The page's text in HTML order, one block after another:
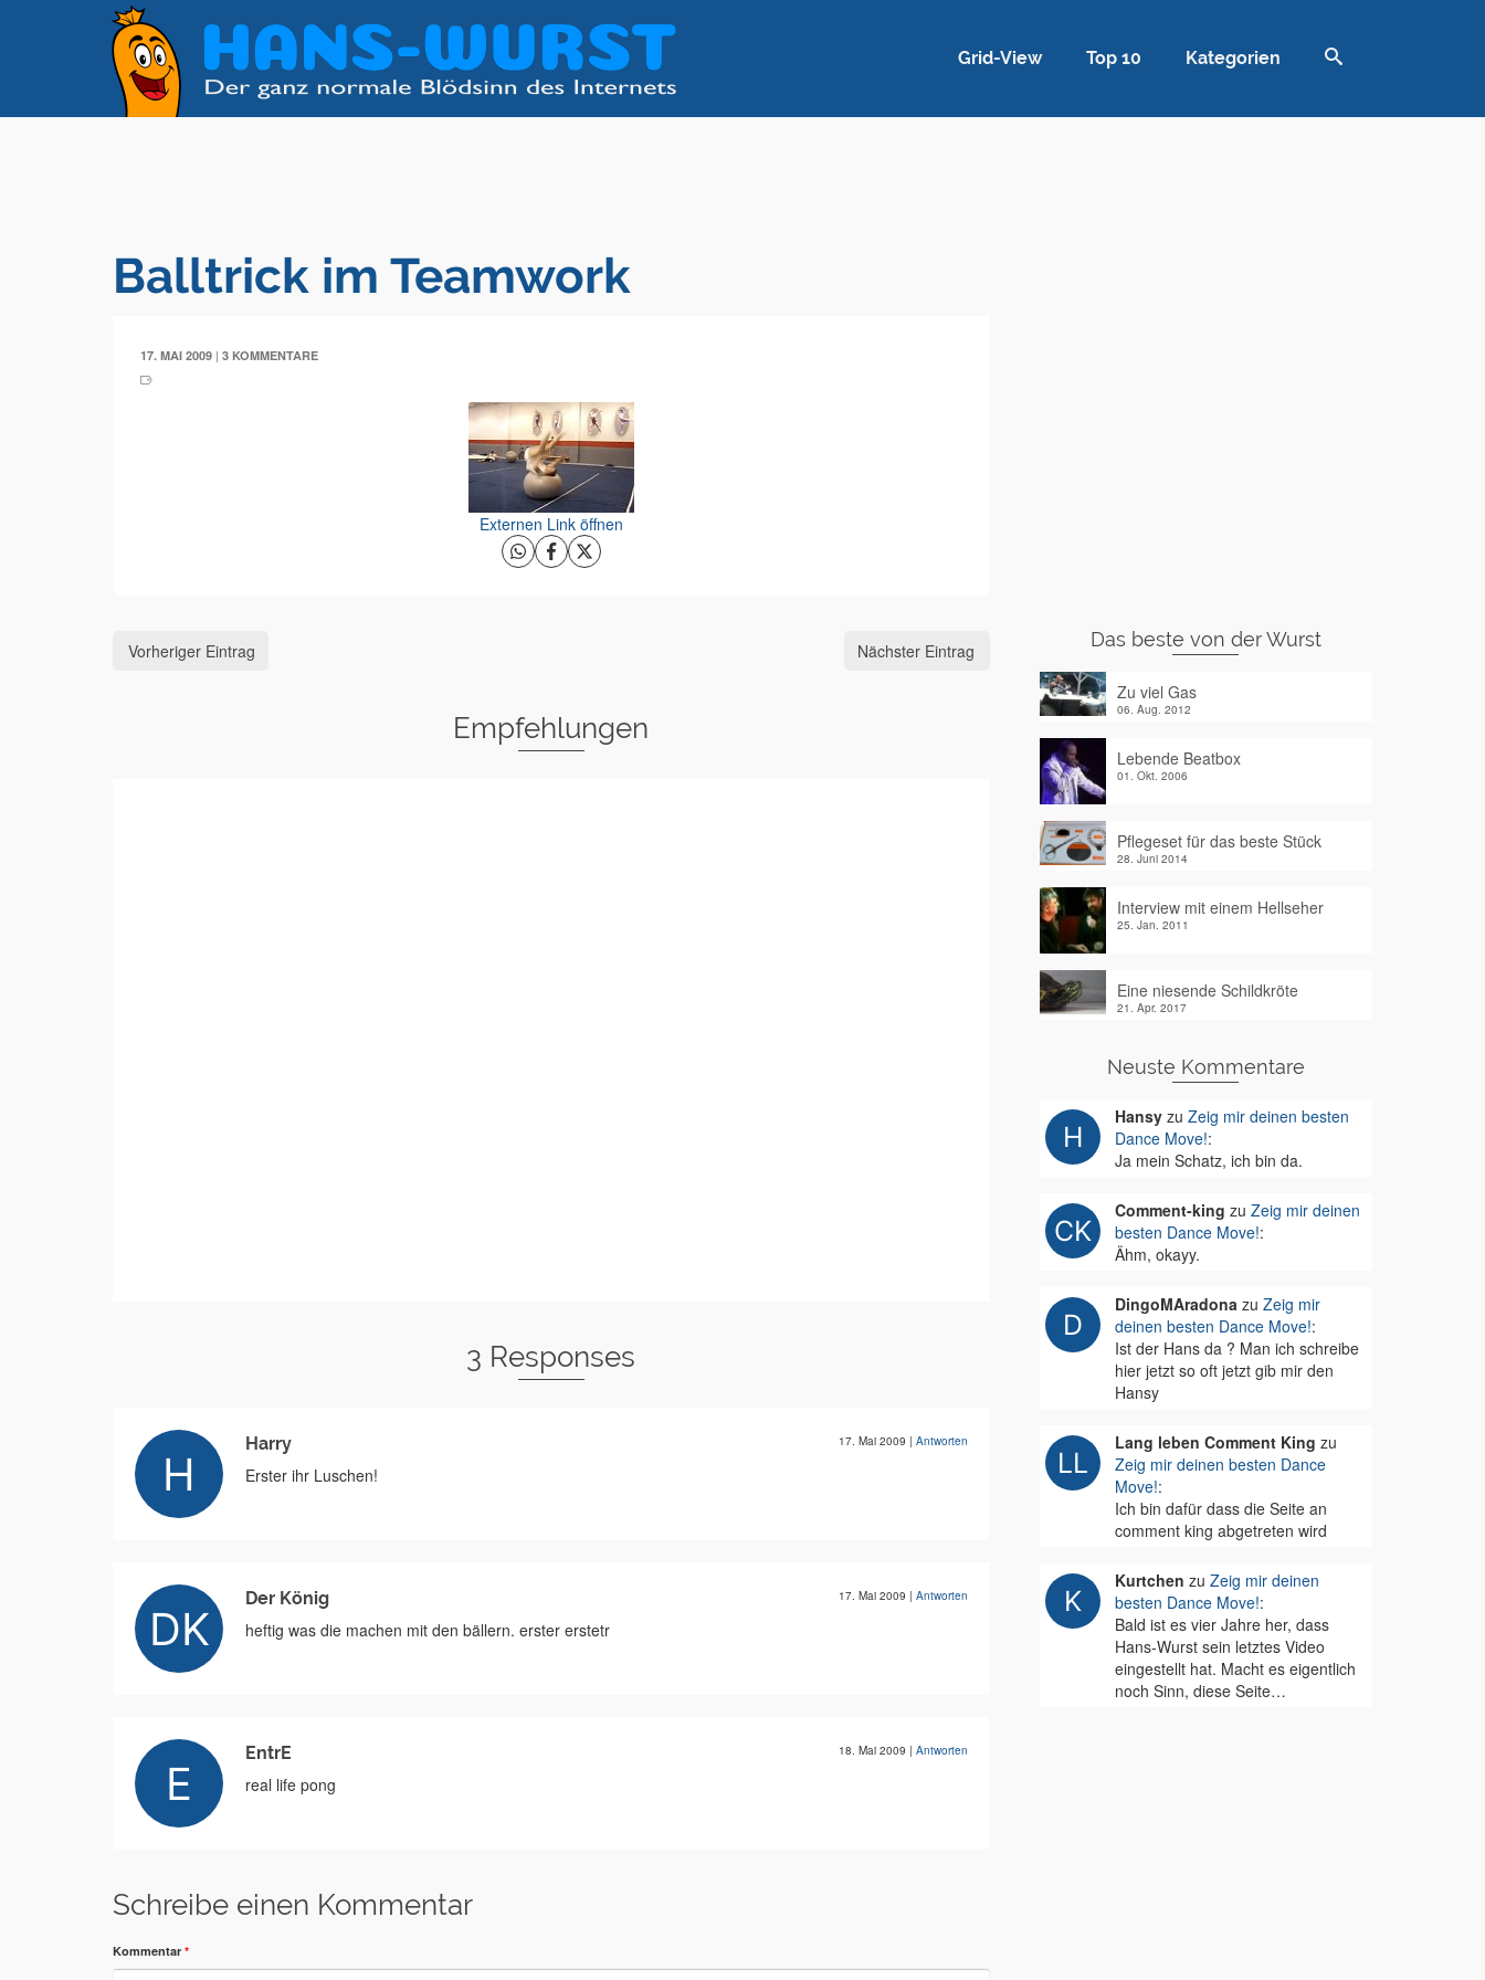
Grid-View Top 10 Kategorien
Balltrick im Teamwork
17. MAI 2009 | 3 KOMMENTARE
Externen Link öffnen
Vorheriger Eintrag Nächster Eintrag
Empfehlungen
3 Responses
Harry 17. Mai 2009 | Antworten
Erster ihr Luschen!
Der König 17. Mai 2009 | Antworten
heftig was die machen mit den bällern. erster erstetr
EntrE 18. Mai 2009 | Antworten
real life pong
Schreibe einen Kommentar
Kommentar *
Das beste von der Wurst
Zu viel Gas
06. Aug. 2012
Lebende Beatbox
01. Okt. 2006
Pflegeset für das beste Stück
28. Juni 2014
Interview mit einem Hellseher
25. Jan. 2011
Eine niesende Schildkröte
21. Apr. 2017
Neuste Kommentare
Hansyzu Zeig mir deinen besten
Dance Move!:
Ja mein Schatz, ich bin da.
Comment-king zu Zeig mir deinen
besten Dance Move!:
Ähm, okayy.
DingoMAradonazu Zeig mir
deinen besten Dance Move!:
Ist der Hans da ? Man ich schreibe
hier jetzt so oft jetzt gib mir den
Hansy
Lang leben Comment King zu
Zeig mir deinen besten Dance
Move!:
Ich bin dafür dass die Seite an
comment king abgetreten wird
Kurtchen zu Zeig mir deinen
besten Dance Move!:
Bald ist es vier Jahre her, dass
Hans-Wurst sein letztes Video
eingestellt hat. Macht es eigentlich
noch Sinn, diese Seite…